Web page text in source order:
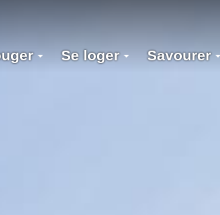
Se loger Savourer